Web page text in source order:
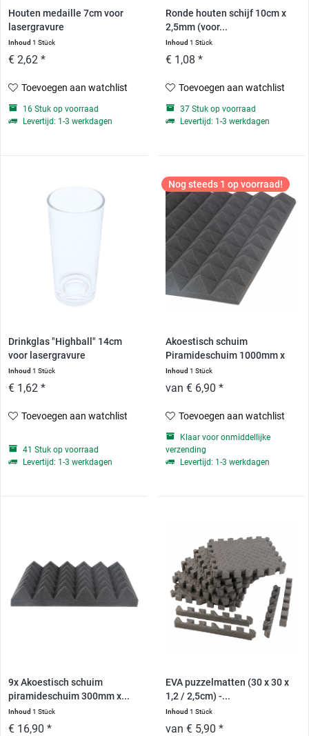
Houten medaille 7cm voor
lasergravure
Inhoud1 Stück
€ 2,62 *
Toevoegen aan watchlist
16 Stuk op voorraad
Levertijd: 1-3 werkdagen
Ronde houten schijf 10cm x
2,5mm (voor...
Inhoud 1 Stück
€ 1,08 *
Toevoegen aan watchlist
37 Stuk op voorraad
Levertijd: 1-3 werkdagen
Drinkglas "Highball" 14cm
voor lasergravure
Inhoud1 Stück
€ 1,62 *
Toevoegen aan watchlist
41 Stuk op voorraad
Levertijd: 1-3 werkdagen
Nog steeds 1 op voorraad!
Akoestisch schuim
Piramideschuim 1000mm x
500mm...
Inhoud 1 Stück
van € 6,90 *
Toevoegen aan watchlist
Klaar voor onmiddellijke
verzending
Levertijd: 1-3 werkdagen
9x Akoestisch schuim
piramideschuim 300mm x...
Inhoud1 Stück
€ 16,90 *
EVA puzzelmatten (30 x 30 x
1,2 / 2,5cm) -...
Inhoud 1 Stück
van € 5,90 *